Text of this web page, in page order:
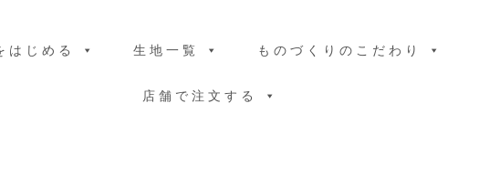
はじめる 生地一覧 ものづくりのこだわり
店舗で注文する